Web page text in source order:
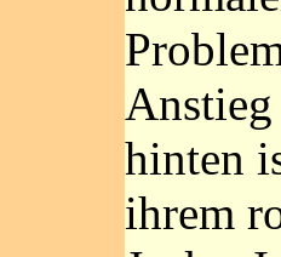
hinten
ihrem